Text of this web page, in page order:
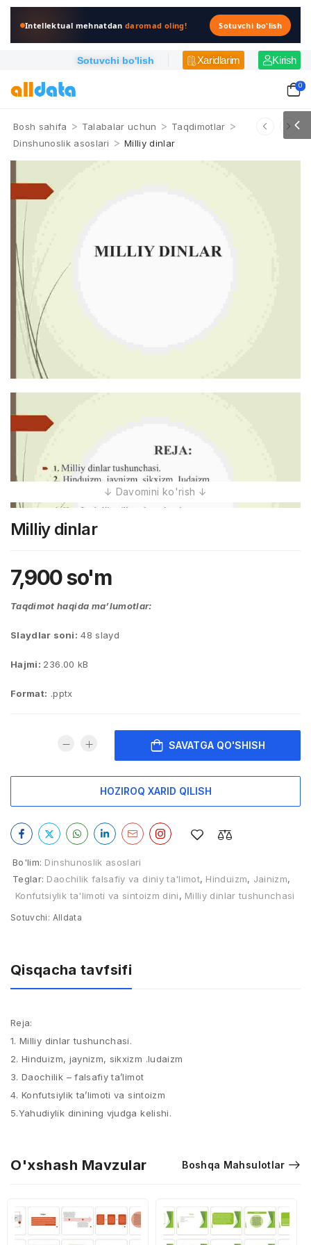
Intellektual mehnatdandaromad oling! Sotuvchi bo'lish
Sotuvchi bo'lish Xaridlarim Kirish
0
Bosh sahifa > Talabalar uchun > Taqdimotlar >
Dinshunoslik asoslari > Milliy dinlar
Milliy dinlar
7,900so'm
Taqdimot haqida ma’lumotlar:
Slaydlar soni: 48 slayd
Hajmi: 236.00 kB
Format: .pptx
SAVATGA QO'SHISH
HOZIROQ XARID QILISH
Bo'lim: Dinshunoslik asoslari
Teglar: Daochilik falsafiy va diniy ta'limot, Hinduizm, Jainizm,
Konfutsiylik ta'limoti va sintoizm dini, Milliy dinlar tushunchasi
Sotuvchi: Alldata
Qisqacha tavfsifi
Reja:
1. Milliy dinlar tushunchasi.​
2. Hinduizm, jaynizm, sikxizm .Iudaizm​
3. Daochilik – falsafiy ta’limot​
4. Konfutsiylik ta’limoti va sintoizm​
5.Yahudiylik dinining vjudga kelishi.
O'xshash Mavzular Boshqa Mahsulotlar